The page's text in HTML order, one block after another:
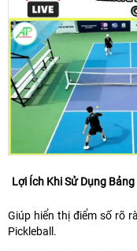
Lợi Ích Khi Sử Dụng
Giúp hiển thị điểm số rõ
Pickleball.